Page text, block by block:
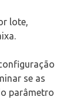
lote,
se as
parâmetro